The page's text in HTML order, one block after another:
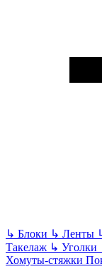
↳ Блоки ↳ Ленты
Такелаж ↳ Уголки
Хомуты-стяжки